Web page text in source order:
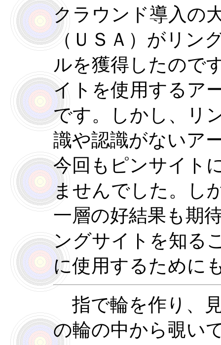
クラウンド導入の
（ＵＳＡ）がリン
ルを獲得したので
イトを使用するア
です。しかし、リ
識や認識がないア
今回もピンサイト
ませんでした。し
一層の好結果も期
ングサイトを知る
に使用するために
指で輪を作り、
の輪の中から覗い